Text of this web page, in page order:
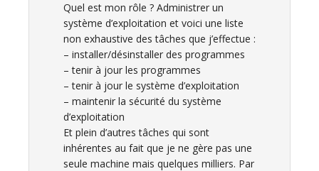
Quel est mon rôle ? Administrer un
système d’exploitation et voici une liste
non exhaustive des tâches que j’effectue :
– installer/désinstaller des programmes
– tenir à jour les programmes
– tenir à jour le système d’exploitation
– maintenir la sécurité du système
d’exploitation
Et plein d’autres tâches qui sont
inhérentes au fait que je ne gère pas une
seule machine mais quelques milliers. Par